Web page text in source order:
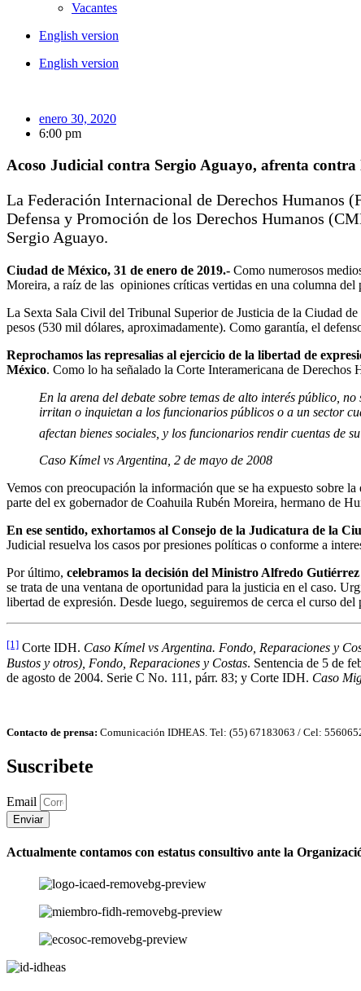
Vacantes
English version
English version
enero 30, 2020
6:00 pm
Acoso Judicial contra Sergio Aguayo, afrenta
La Federación Internacional de Derechos
Defensa y Promoción de los Derechos Humanos
Sergio Aguayo.
Ciudad de México, 31 de enero de 2019.- Como numerosos
Moreira, a raíz de las opiniones críticas vertidas en una columna del
La Sexta Sala Civil del Tribunal Superior de Justicia de la Ciudad
pesos (530 mil dólares, aproximadamente). Como garantía, el
Reprochamos las represalias al ejercicio de la libertad de
México. Como lo ha señalado la Corte Interamericana de Derechos
En la arena del debate sobre temas de alto interés público,
irritan o inquietan a los funcionarios públicos o a un sector
afectan bienes sociales, y los funcionarios rendir cuentas de
Caso Kímel vs Argentina, 2 de mayo de 2008
Vemos con preocupación la información que se ha expuesto sobre
parte del ex gobernador de Coahuila Rubén Moreira, hermano de
En ese sentido, exhortamos al Consejo de la Judicatura de la
Judicial resuelva los casos por presiones políticas o conforme a
Por último, celebramos la decisión del Ministro Alfredo
se trata de una ventana de oportunidad para la justicia en el caso.
libertad de expresión. Desde luego, seguiremos de cerca el curso del
[1] Corte IDH. Caso Kímel vs Argentina. Fondo, Reparaciones y
Bustos y otros), Fondo, Reparaciones y Costas. Sentencia de 5 de
de agosto de 2004. Serie C No. 111, párr. 83; y Corte IDH. Caso
Contacto de prensa: Comunicación IDHEAS. Tel: (55) 67183063 / Cel:
Suscribete
Email
Enviar
Actualmente contamos con estatus consultivo ante la